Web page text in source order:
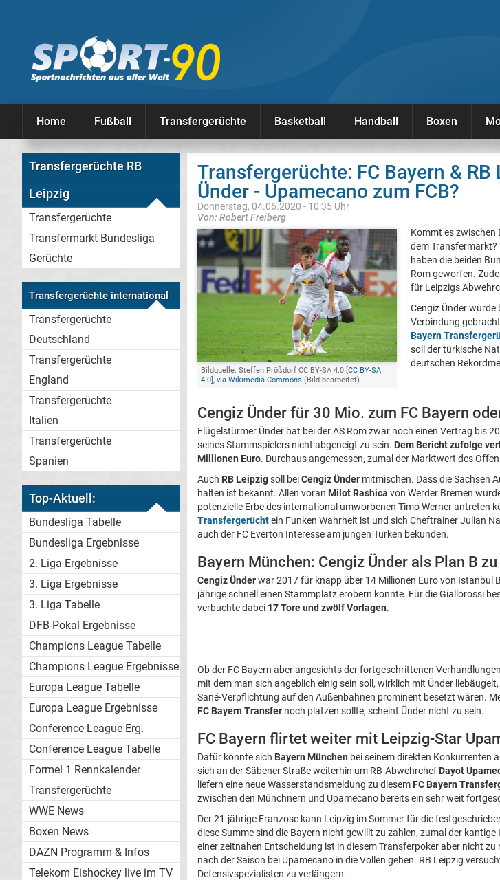
Home Fußball Transfergerüchte Basketball Handball Boxen
Transfergerüchte RB
Leipzig
Transfergerüchte
Transfermarkt Bundesliga
Gerüchte
Transfergerüchte international
Transfergerüchte
Deutschland
Transfergerüchte
England
Transfergerüchte
Italien
Transfergerüchte
Spanien
Top-Aktuell:
Bundesliga Tabelle
Bundesliga Ergebnisse
2. Liga Ergebnisse
3. Liga Ergebnisse
3. Liga Tabelle
DFB-Pokal Ergebnisse
Champions League Tabelle
Champions League Ergebnisse
Europa League Tabelle
Europa League Ergebnisse
Conference League Erg.
Conference League Tabelle
Formel 1 Rennkalender
Transfergerüchte
WWE News
Boxen News
DAZN Programm & Infos
Telekom Eishockey live im TV
Transfergerüchte: FC Bayern &
Ünder - Upamecano zum FCB?
Donnerstag, 04.06.2020 - 10:35 Uhr
Von: Robert Freiberg
Bildquelle: Steffen Prößdorf CC BY-SA 4.0 [CC BY-SA
4.0], via Wikimedia Commons (Bild bearbeitet)
Kommt es zwischen
dem Transfermarkt?
haben die beiden
Rom geworfen.
für Leipzigs
Cengiz Ünder
Verbindung
Bayern
soll der türkische
deutschen
Cengiz Ünder für 30 Mio. zum FC Bayern
Flügelstürmer Ünder hat bei der AS Rom zwar noch einen Vertrag bis
seines Stammspielers nicht abgeneigt zu sein. Dem Bericht zufolge
Millionen Euro. Durchaus angemessen, zumal der Marktwert des
Auch RB Leipzigsoll beiCengiz Ünder mitmischen. Dass die Sachsen
halten ist bekannt. Allen voran Milot Rashica von Werder Bremen
potenzielle Erbe des international umworbenen Timo Werner antreten
Transfergerüchtein Funken Wahrheit ist und sich Cheftrainer Julian
auch der FC Everton Interesse am jungen Türken bekunden.
Bayern München: Cengiz Ünder als Plan B
Cengiz Ünderwar 2017 für knapp über 14 Millionen Euro von Istanbul
jährige schnell einen Stammplatz erobern konnte. Für die Giallorossi
verbuchte dabei 17 Tore und zwölf Vorlagen.
Ob der FC Bayern aber angesichts der fortgeschrittenen
mit dem man sich angeblich einig sein soll, wirklich mit Ünder
Sané-Verpflichtung auf den Außenbahnen prominent besetzt wären.
FC Bayern Transfer noch platzen sollte, scheint Ünder nicht zu sein.
FC Bayern flirtet weiter mit Leipzig-Star
Dafür könnte sich Bayern München bei seinem direkten Konkurrenten
sich an der Säbener Straße weiterhin um RB-Abwehrchef Dayot
liefern eine neue Wasserstandsmeldung zu diesem FC Bayern
zwischen den Münchnern und Upamecano bereits ein sehr weit
Der 21-jährige Franzose kann Leipzig im Sommer für die
diese Summe sind die Bayern nicht gewillt zu zahlen, zumal der
einer zeitnahen Entscheidung ist in diesem Transferpoker aber nicht zu
nach der Saison bei Upamecano in die Vollen gehen. RB Leipzig
Defensivspezialisten zu verlängern.